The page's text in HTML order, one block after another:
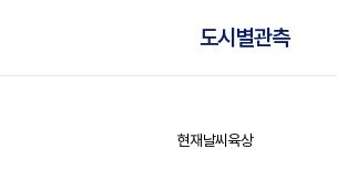
도시별관측
홈
현재날씨 육상